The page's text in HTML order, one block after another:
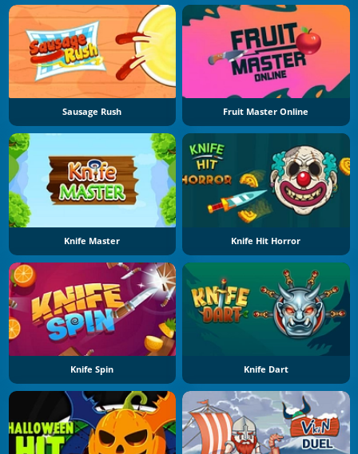
Sausage Rush Fruit Master Online
Knife Master Knife Hit Horror
Knife Spin Knife Dart